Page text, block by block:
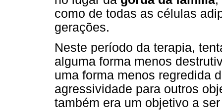
como de todas as células
gerações.
Neste período da terapia,
alguma forma menos
uma forma menos regredida
agressividade para outros
também era um objetivo a